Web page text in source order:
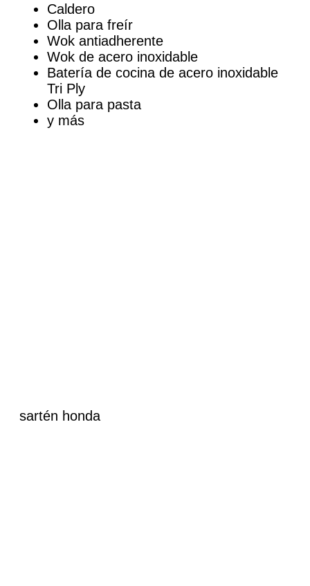
Caldero
Olla para freír
Wok antiadherente
Wok de acero inoxidable
Batería de cocina de acero inoxidable
Tri Ply
Olla para pasta
y más
sartén honda